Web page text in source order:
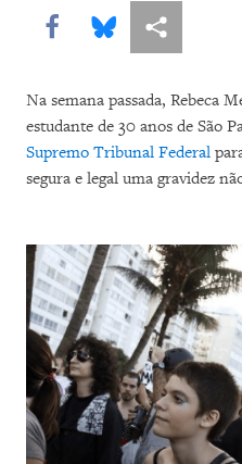
Share this via Facebook
Share this via
Share this
Na semana passada, Rebeca
estudante de 30 anos de São
Supremo Tribunal Federal
segura e legal uma gravidez